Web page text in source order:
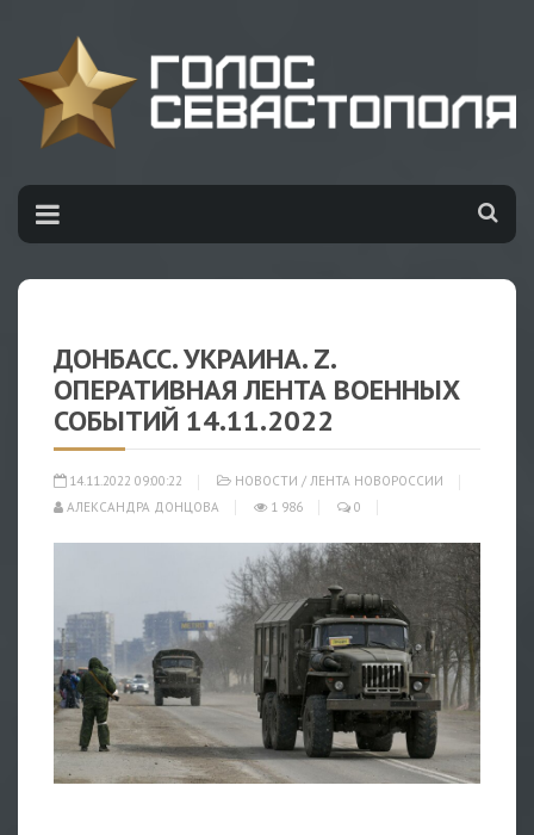
ДОНБАСС. УКРАИНА. Z.
ОПЕРАТИВНАЯ ЛЕНТА ВОЕННЫХ
СОБЫТИЙ 14.11.2022
14.11.2022 09:00:22 НОВОСТИ / ЛЕНТА НОВОРОССИИ
АЛЕКСАНДРА ДОНЦОВА
1 986 0